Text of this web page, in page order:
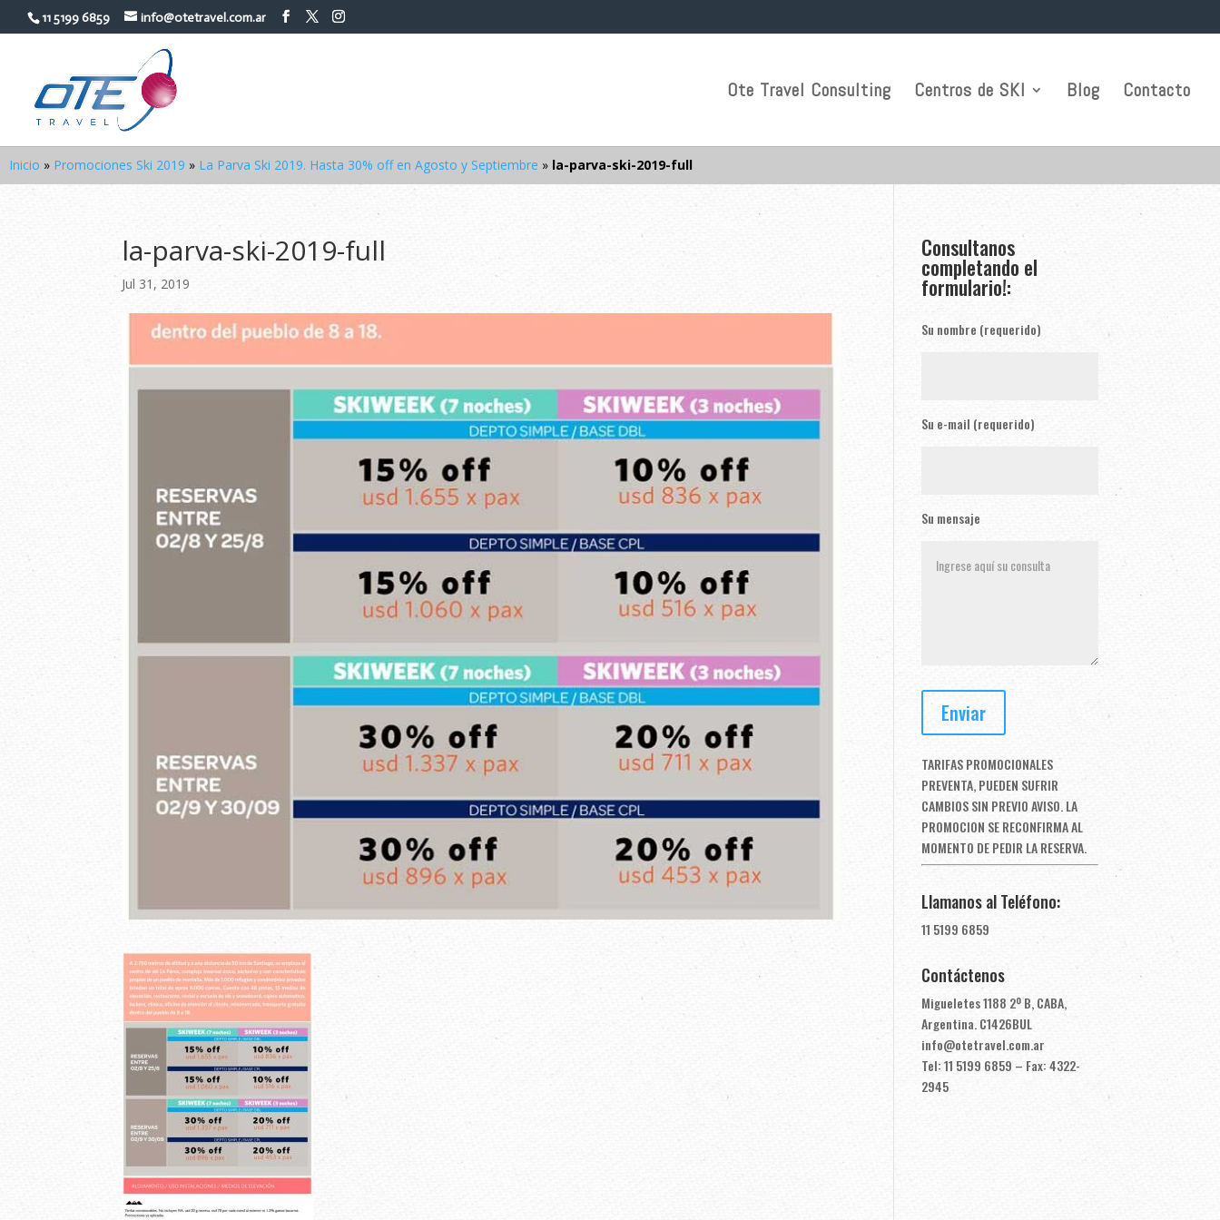
11 5199 6859 info@otetravel.com.ar
Ote Travel Consulting Centros de SKI Blog Contacto
Inicio » Promociones Ski 2019 » La Parva Ski 2019. Hasta 30% off en Agosto y Septiembre » la-parva-ski-2019-full
la-parva-ski-2019-full
Jul 31, 2019
Consultanos
completando el
formulario!:
Su nombre (requerido)
Su e-mail (requerido)
Su mensaje
TARIFAS PROMOCIONALES
PREVENTA, PUEDEN SUFRIR
CAMBIOS SIN PREVIO AVISO. LA
PROMOCION SE RECONFIRMA AL
MOMENTO DE PEDIR LA RESERVA.
Llamanos al Teléfono:
11 5199 6859
Contáctenos
Migueletes 1188 2º B, CABA,
Argentina. C1426BUL
info@otetravel.com.ar
Tel: 11 5199 6859 – Fax: 4322-
2945